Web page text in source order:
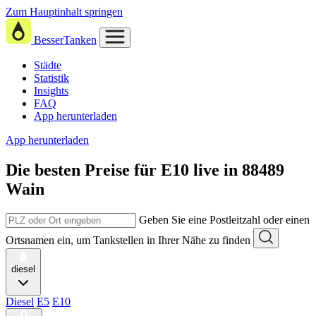
Zum Hauptinhalt springen
BesserTanken
Städte
Statistik
Insights
FAQ
App herunterladen
App herunterladen
Die besten Preise für E10 live in 88489
Wain
Geben Sie eine Postleitzahl oder einen
Ortsnamen ein, um Tankstellen in Ihrer Nähe zu finden
diesel
Diesel E5 E10